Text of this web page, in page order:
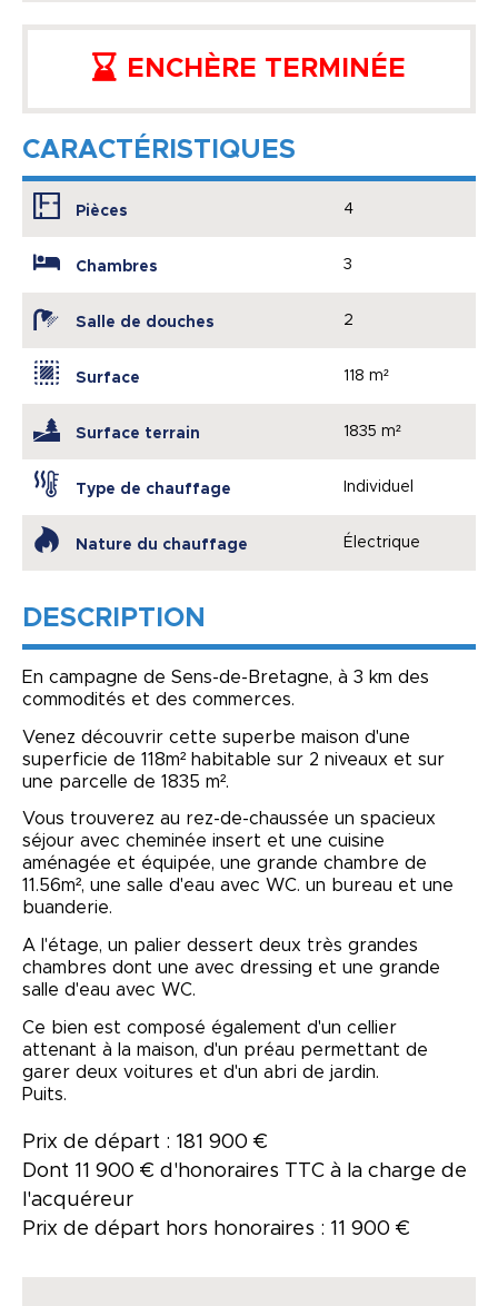
ENCHÈRE TERMINÉE
CARACTÉRISTIQUES
Pièces 4
Chambres 3
Salle de douches 2
Surface 118 m²
Surface terrain 1835 m²
Type de chauffage Individuel
Nature du chauffage Électrique
DESCRIPTION
En campagne de Sens-de-Bretagne, à 3 km des
commodités et des commerces.
Venez découvrir cette superbe maison d'une
superficie de 118m² habitable sur 2 niveaux et sur
une parcelle de 1835 m².
Vous trouverez au rez-de-chaussée un spacieux
séjour avec cheminée insert et une cuisine
aménagée et équipée, une grande chambre de
11.56m², une salle d'eau avec WC. un bureau et une
buanderie.
A l'étage, un palier dessert deux très grandes
chambres dont une avec dressing et une grande
salle d'eau avec WC.
Ce bien est composé également d'un cellier
attenant à la maison, d'un préau permettant de
garer deux voitures et d'un abri de jardin.
Puits.
Prix de départ : 181 900 €
Dont 11 900 € d'honoraires TTC à la charge de
l'acquéreur
Prix de départ hors honoraires : 11 900 €